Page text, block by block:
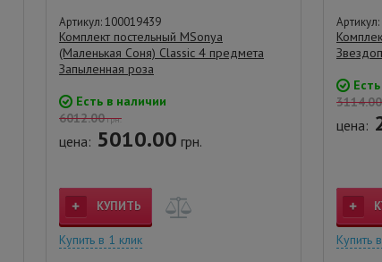
Артикул: 100019439
Комплект постельный MSonya
(Маленькая Соня) Classic 4 предмета
Запыленная роза
Есть в наличии
6012.00грн.
цена: 5010.00 грн.
КУПИТЬ
Купить в 1 клик
3114.00
цена:
Купить